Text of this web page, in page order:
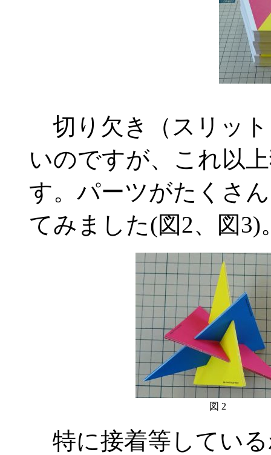
切り欠き（スリッ
いのですが、これ以
す。パーツがたくさ
てみました(図2、図3)
図 2
特に接着等してい